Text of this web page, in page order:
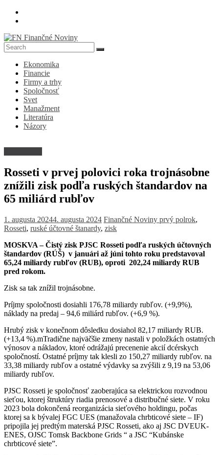
Skip
FN
Finančné
Noviny
Denník
ekonomike
spoločnosti
Ekonomika
Financie
Firmy a trhy
Spoločnosť
Svet
Manažment
Literatúra
Názory
Rosseti v prvej polovici roka trojnásobne
znížili zisk podľa ruských štandardov na
65 miliárd rubľov
1. augusta 20244. augusta 2024 Finančné Noviny prvý polrok,
Rosseti, ruské účtovné štanardy, zisk
MOSKVA – Čistý zisk PJSC Rosseti podľa ruských účtovných
štandardov (RÚŠ) v januári až júni tohto roku predstavoval
65,24 miliardy rubľov (RUB), oproti 202,24 miliardy RUB
pred rokom.
Zisk sa tak znížil trojnásobne.
Príjmy spoločnosti dosiahli 176,78 miliardy rubľov. (+9,9%),
náklady na predaj – 94,6 miliárd rubľov. (+6,9 %).
Hrubý zisk v konečnom dôsledku dosiahol 82,17 miliardy RUB.
(+13,4 %).mTradične najväčšie zmeny nastali v položkách ostatných
výnosov a nákladov, ktoré odrážajú precenenie akcií dcérskych
spoločností. Ostatné príjmy tak klesli zo 150,27 miliardy rubľov. na
33,38 miliardy rubľov a ostatné výdavky sa zvýšili z 9,19 na 53,06
miliardy rubľov.
PJSC Rosseti je spoločnosť zaoberajúca sa elektrickou rozvodnou
sieťou, ktorej štruktúry riadia prenosové a distribučné siete. V roku
2023 bola dokončená reorganizácia sieťového holdingu, počas
ktorej sa k bývalej FGC UES (manažovala chrbticové siete – IF)
pripojila jej predtým materská PJSC Rosseti, ako aj JSC DVEUK-
ENES, OJSC Tomsk Backbone Grids “ a JSC “Kubánske
chrbticové siete”.